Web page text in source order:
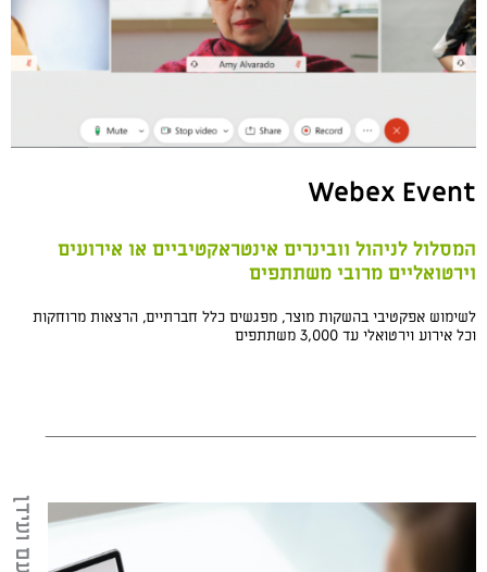
עם ועידן
Webex Event
המסלול לניהול וובינרים אינטראקטיביים או אירועים
וירטואליים מרובי משתתפים
לשימוש אפקטיבי בהשקות מוצר, מפגשים כלל חברתיים, הרצאות מרוחקות
וכל אירוע וירטואלי עד 3,000 משתתפים